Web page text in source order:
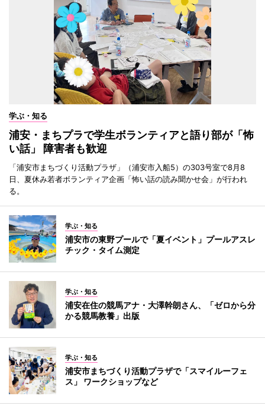
学ぶ・知る
浦安・まちプラで学生ボランティアと語り部が「怖
い話」 障害者も歓迎
「浦安市まちづくり活動プラザ」（浦安市入船5）の303号室で8月8
日、夏休み若者ボランティア企画「怖い話の読み聞かせ会」が行われ
る。
学ぶ・知る
浦安市の東野プールで「夏イベント」プールアスレ
チック・タイム測定
学ぶ・知る
浦安在住の競馬アナ・大澤幹朗さん、「ゼロから分
かる競馬教養」出版
学ぶ・知る
浦安市まちづくり活動プラザで「スマイルーフェ
ス」 ワークショップなど